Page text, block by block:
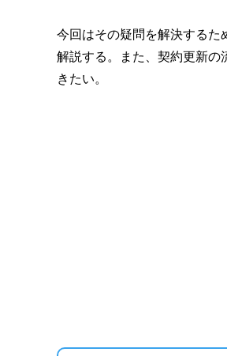
今回はその疑問を解決するた
解説する。また、契約更新の
きたい。